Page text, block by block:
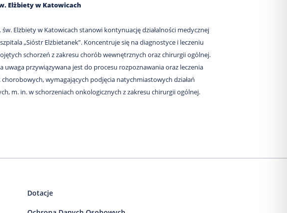
Elżbiety w Katowicach
św. Elżbiety w Katowicach stanowi kontynuację działalności medycznej
„Sióstr Elżbietanek”. Koncentruje się na diagnostyce i leczeniu
schorzeń z zakresu chorób wewnętrznych oraz chirurgii ogólnej.
uwaga przywiązywana jest do procesu rozpoznawania oraz leczenia
wymagających podjęcia natychmiastowych działań
m. in. w schorzeniach onkologicznych z zakresu chirurgii ogólnej.
Dotacje